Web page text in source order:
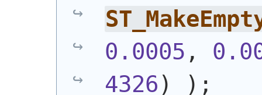
0.0005 ,
4326) ) ;